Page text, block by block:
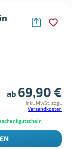
ab 69,90 €
inkl. MwSt. zzgl.
Versandkosten